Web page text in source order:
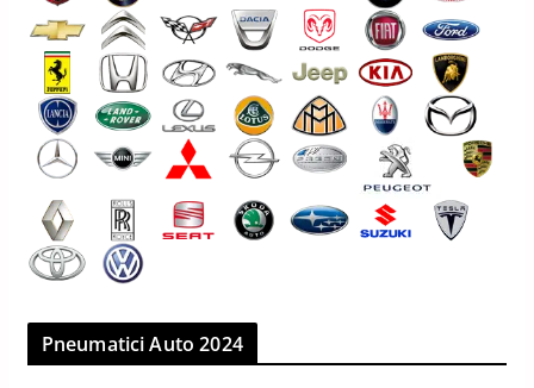
12 Maggio 2026 4 min read